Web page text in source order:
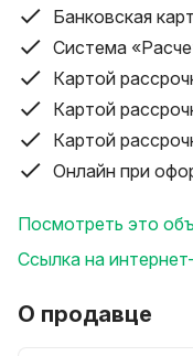
комплект
Банковская
Система
Картой
Картой
Картой
Онлайн при
Посмотреть это
Ссылка на
О продавце